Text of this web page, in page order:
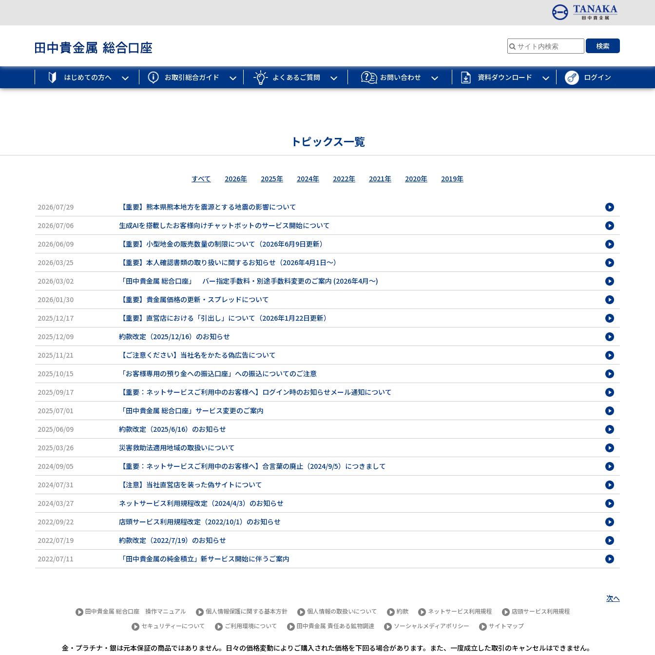
検索
はじめての方へ お取引総合ガイド よくあるご質問 お問い合わせ 資料ダウンロード ログイン
トピックス一覧
すべて 2026年 2025年 2024年 2022年 2021年 2020年 2019年
2026/07/29
【重要】熊本県熊本地方を震源とする地震の影響について
2026/07/06
生成AIを搭載したお客様向けチャットボットのサービス開始について
2026/06/09
【重要】小型地金の販売数量の制限について（2026年6月9日更新）
2026/03/25
【重要】本人確認書類の取り扱いに関するお知らせ（2026年4月1日～）
2026/03/02
「田中貴金属 総合口座」 バー指定手数料・別途手数料変更のご案内 (2026年4月～)
2026/01/30
【重要】貴金属価格の更新・スプレッドについて
2025/12/17
【重要】直営店における「引出し」について（2026年1月22日更新）
2025/12/09
約款改定（2025/12/16）のお知らせ
2025/11/21
【ご注意ください】当社名をかたる偽広告について
2025/10/15
「お客様専用の預り金への振込口座」への振込についてのご注意
2025/09/17
【重要：ネットサービスご利用中のお客様へ】ログイン時のお知らせメール通知について
2025/07/01
「田中貴金属 総合口座」サービス変更のご案内
2025/06/09
約款改定（2025/6/16）のお知らせ
2025/03/26
災害救助法適用地域の取扱いについて
2024/09/05
【重要：ネットサービスご利用中のお客様へ】合言葉の廃止（2024/9/5）につきまして
2024/07/31
【注意】当社直営店を装った偽サイトについて
2024/03/27
ネットサービス利用規程改定（2024/4/3）のお知らせ
2022/09/22
店頭サービス利用規程改定（2022/10/1）のお知らせ
2022/07/19
約款改定（2022/7/19）のお知らせ
2022/07/11
「田中貴金属の純金積立」新サービス開始に伴うご案内
次へ
田中貴金属 総合口座 操作マニュアル 個人情報保護に関する基本方針 個人情報の取扱いについて 約款 ネットサービス利用規程
店頭サービス利用規程
セキュリティーについて
ご利用環境について 田中貴金属 責任ある鉱物調達 ソーシャルメディアポリシー サイトマップ
金・プラチナ・銀は元本保証の商品ではありません。日々の価格変動によりご購入された価格を下回る場合があります。また、一度成立した取引のキャンセルはできません。